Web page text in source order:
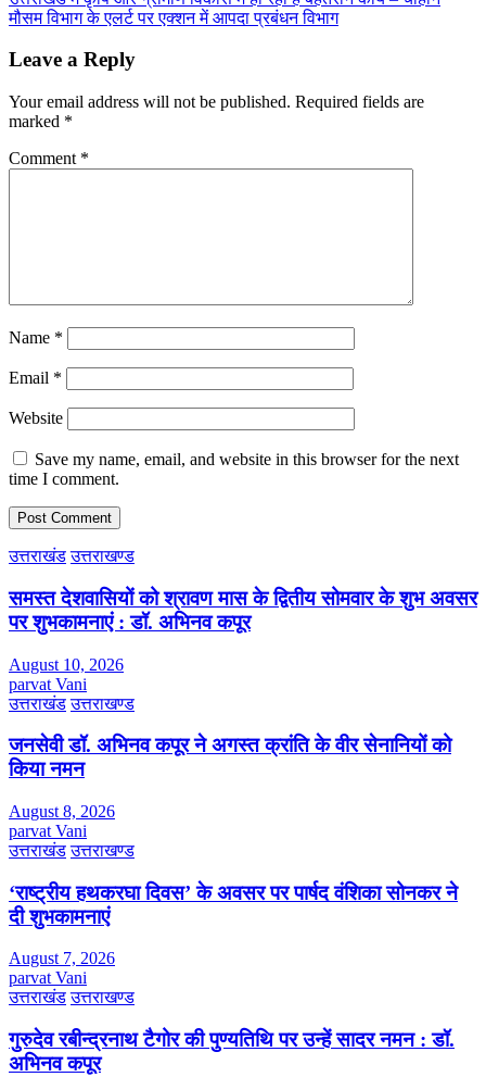
मौसम विभाग के एलर्ट पर एक्शन में आपदा प्रबंधन विभाग
Leave a Reply
Your email address will not be published. Required fields are
marked *
Comment *
Name *
Email *
Website
Save my name, email, and website in this browser for the next
time I comment.
उत्तराखंड उत्तराखण्ड
समस्त देशवासियों को श्रावण मास के द्वितीय सोमवार के शुभ अवसर
पर शुभकामनाएं : डॉ. अभिनव कपूर
August 10, 2026
parvat Vani
उत्तराखंड उत्तराखण्ड
जनसेवी डॉ. अभिनव कपूर ने अगस्त क्रांति के वीर सेनानियों को
किया नमन
August 8, 2026
parvat Vani
उत्तराखंड उत्तराखण्ड
‘राष्ट्रीय हथकरघा दिवस’ के अवसर पर पार्षद वंशिका सोनकर ने
दी शुभकामनाएं
August 7, 2026
parvat Vani
उत्तराखंड उत्तराखण्ड
गुरुदेव रबीन्द्रनाथ टैगोर की पुण्यतिथि पर उन्हें सादर नमन : डॉ.
अभिनव कपूर